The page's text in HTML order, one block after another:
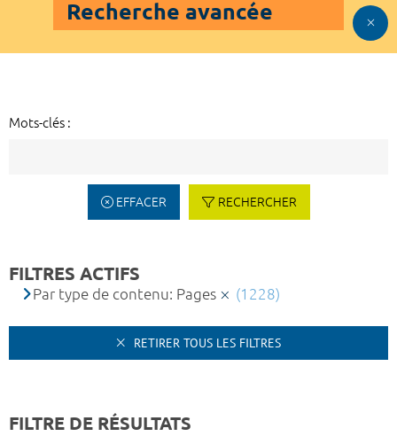
Recherche avancée
Mots-clés :
EFFACER RECHERCHER
FILTRES ACTIFS
Par type de contenu: Pages (1228)
RETIRER TOUS LES FILTRES
FILTRE DE RÉSULTATS